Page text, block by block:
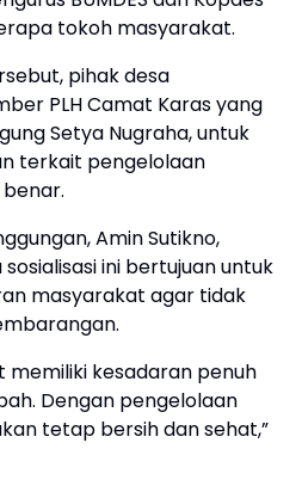
tokoh masyarakat.
pihak desa
PLH Camat Karas yang
Setya Nugraha, untuk
terkait pengelolaan
Amin Sutikno,
ini bertujuan untuk
masyarakat agar tidak
memiliki kesadaran penuh
Dengan pengelolaan
tetap bersih dan sehat,”